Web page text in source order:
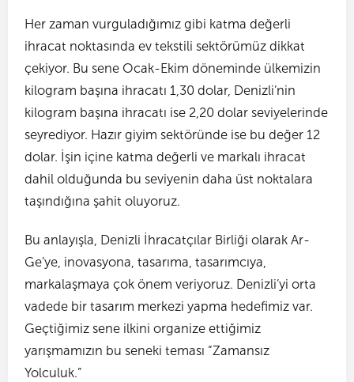
Her zaman vurguladığımız gibi katma değerli
ihracat noktasında ev tekstili sektörümüz dikkat
çekiyor. Bu sene Ocak-Ekim döneminde ülkemizin
kilogram başına ihracatı 1,30 dolar, Denizli’nin
kilogram başına ihracatı ise 2,20 dolar seviyelerinde
seyrediyor. Hazır giyim sektöründe ise bu değer 12
dolar. İşin içine katma değerli ve markalı ihracat
dahil olduğunda bu seviyenin daha üst noktalara
taşındığına şahit oluyoruz.
Bu anlayışla, Denizli İhracatçılar Birliği olarak Ar-
Ge’ye, inovasyona, tasarıma, tasarımcıya,
markalaşmaya çok önem veriyoruz. Denizli’yi orta
vadede bir tasarım merkezi yapma hedefimiz var.
Geçtiğimiz sene ilkini organize ettiğimiz
yarışmamızın bu seneki teması “Zamansız
Yolculuk.”